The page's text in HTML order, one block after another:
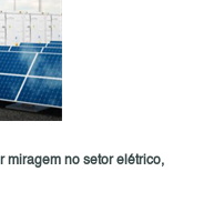
miragem no setor elétrico,